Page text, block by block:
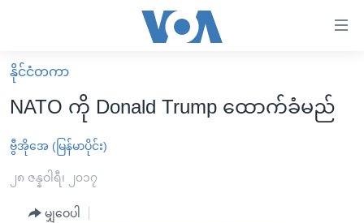
လွယ်ကူ
စေ
Link
များ
မူလစာမျက်နှာ
မြန်မာ
ကမ္ဘာ့သတင်းများ
နိုင်ငံတကာ
ဗွီဒီယို
နိုင်ငံတကာ
NATO ကို Donald Trump ထောက်ခံမည်
ဗွီအိုအေ (မြန်မာပိုင်း)
၂၈ ဇန္နဝါရီ၊ ၂၀၁၇
မျှဝေပါ